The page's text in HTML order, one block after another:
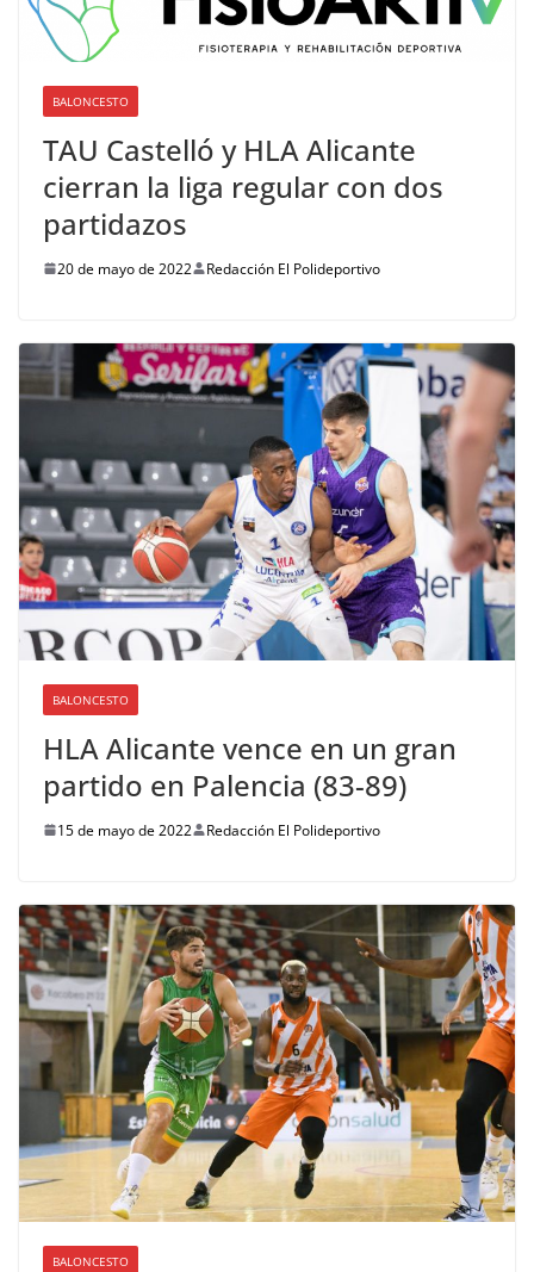
BALONCESTO
TAU Castelló y HLA Alicante
cierran la liga regular con dos
partidazos
20 de mayo de 2022 Redacción El Polideportivo
BALONCESTO
HLA Alicante vence en un gran
partido en Palencia (83-89)
15 de mayo de 2022 Redacción El Polideportivo
BALONCESTO